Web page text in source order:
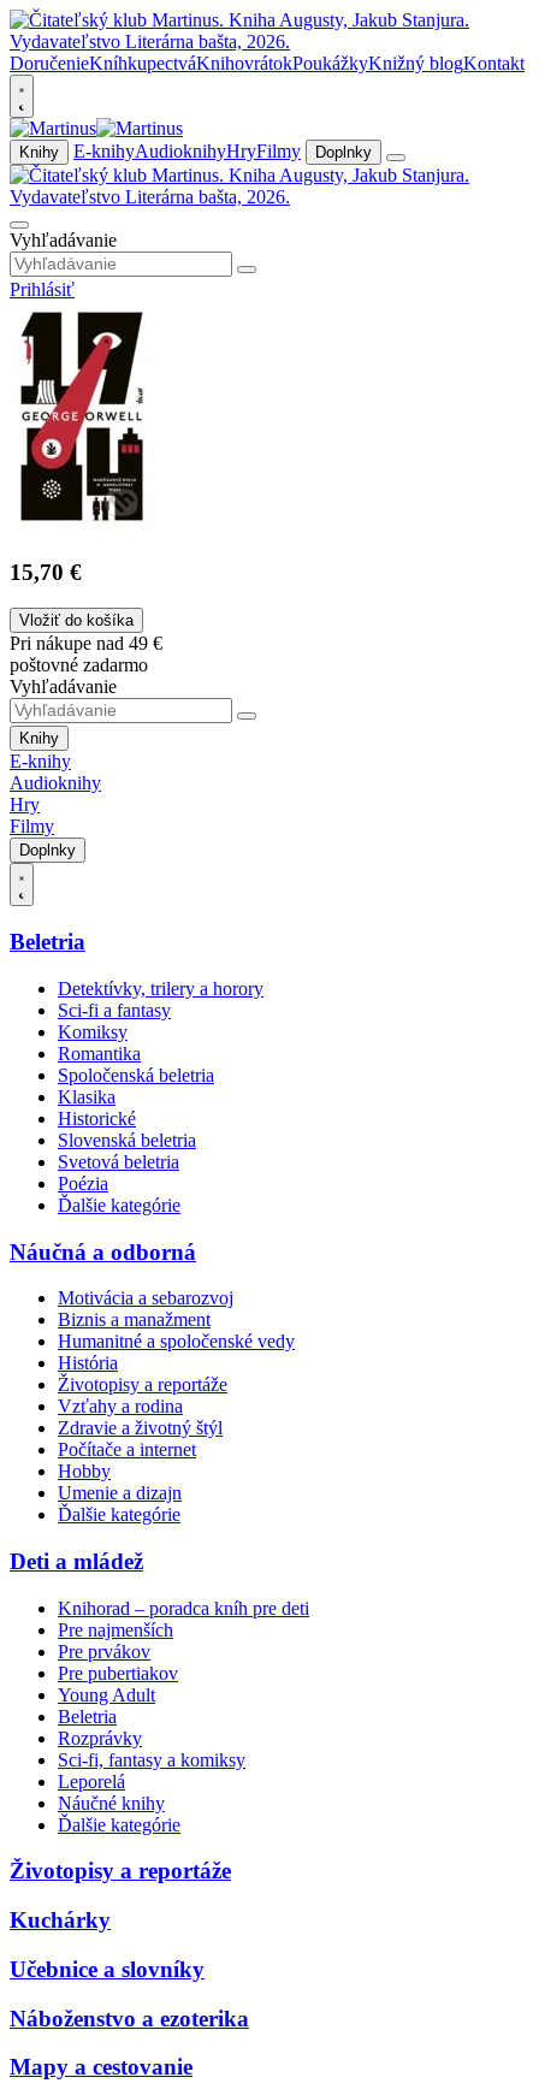
DoručenieKníhkupectváKnihovrátokPoukážkyKnižný blogKontakt
Knihy E-knihyAudioknihyHryFilmy Doplnky
Vyhľadávanie
Prihlásiť
15,70 €
Vložiť do košíka
Pri nákupe nad 49 €
poštovné zadarmo
Vyhľadávanie
Knihy
E-knihy
Audioknihy
Hry
Filmy
Doplnky
Beletria
Detektívky, trilery a horory
Sci-fi a fantasy
Komiksy
Romantika
Spoločenská beletria
Klasika
Historické
Slovenská beletria
Svetová beletria
Poézia
Ďalšie kategórie
Náučná a odborná
Motivácia a sebarozvoj
Biznis a manažment
Humanitné a spoločenské vedy
História
Životopisy a reportáže
Vzťahy a rodina
Zdravie a životný štýl
Počítače a internet
Hobby
Umenie a dizajn
Ďalšie kategórie
Deti a mládež
Knihorad – poradca kníh pre deti
Pre najmenších
Pre prvákov
Pre pubertiakov
Young Adult
Beletria
Rozprávky
Sci-fi, fantasy a komiksy
Leporelá
Náučné knihy
Ďalšie kategórie
Životopisy a reportáže
Kuchárky
Učebnice a slovníky
Náboženstvo a ezoterika
Mapy a cestovanie